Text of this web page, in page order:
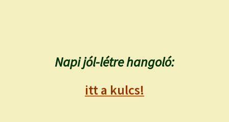
Napi jól-létre hangoló:
itt a kulcs!